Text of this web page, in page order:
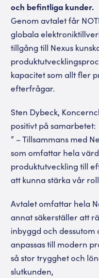
och befintliga kunder.
Genom avtalet får
globala
tillgång till Nexus
kapacitet som allt fler
efterfrågar.
Sten Dybeck,
positivt på samarbetet:
” – Tillsammans med
som omfattar hela
produktutveckling till
att kunna stärka vår
Avtalet omfattar hela
annat säkerställer att
inbyggd och dessutom
anpassas till modern
så stor trygghet och
slutkunden,